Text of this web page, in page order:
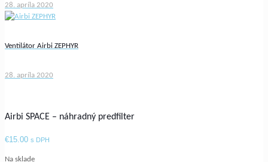
28. apríla 2020
Ventilátor Airbi ZEPHYR
28. apríla 2020
Airbi SPACE – náhradný predfilter
€15.00 s DPH
Na sklade